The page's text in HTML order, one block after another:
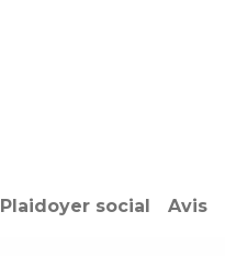
Plaidoyer social Avis